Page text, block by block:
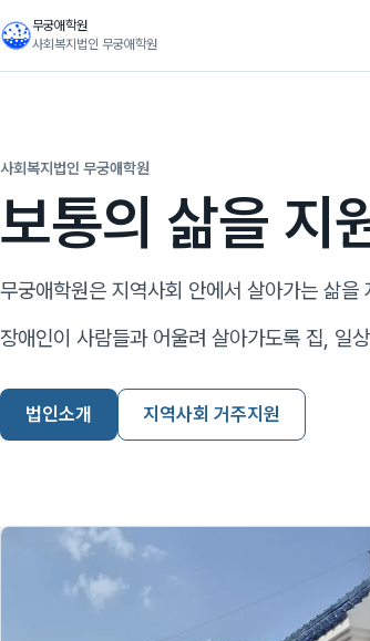
무궁애학원
사회복지법인 무궁애학원
사회복지법인 무궁애학원
보통의 삶을 지
무궁애학원은 지역사회 안에서 살아가는 삶을
장애인이 사람들과 어울려 살아가도록 집, 일
법인소개 지역사회 거주지원